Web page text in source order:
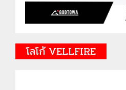
โลโก้ VELLFIRE